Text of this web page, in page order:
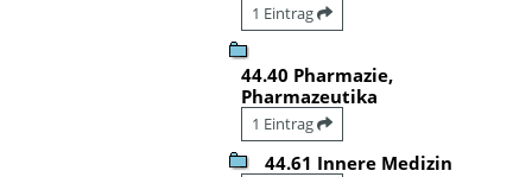
1 Eintrag
44.40 Pharmazie,
Pharmazeutika
1 Eintrag
44.61 Innere Medizin